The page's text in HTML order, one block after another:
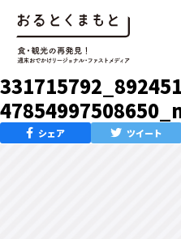
シェア ツイート